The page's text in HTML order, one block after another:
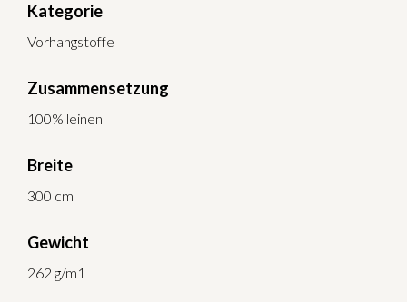
Kategorie
Vorhangstoffe
Zusammensetzung
100% leinen
Breite
300 cm
Gewicht
262 g/m1